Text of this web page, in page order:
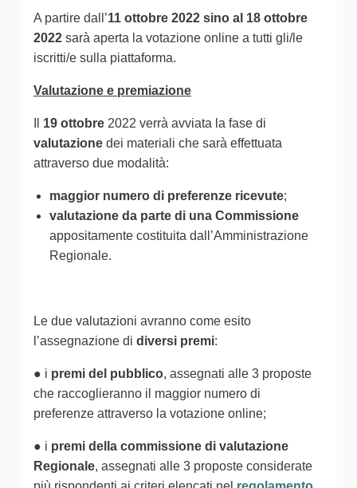
A partire dall’11 ottobre 2022 sino al 18 ottobre
2022 sarà aperta la votazione online a tutti gli/le
iscritti/e sulla piattaforma.
Valutazione e premiazione
19 ottobre 2022 verrà avviata la fase di
valutazione dei materiali che sarà effettuata
attraverso due modalità:
maggior numero di preferenze ricevute;
valutazione da parte di una Commissione
appositamente costituita dall’Amministrazione
Regionale.
Le due valutazioni avranno come esito
l’assegnazione di diversi premi:
● i premi del pubblico, assegnati alle 3 proposte
che raccoglieranno il maggior numero di
preferenze attraverso la votazione online;
● i premi della commissione di valutazione
Regionale, assegnati alle 3 proposte considerate